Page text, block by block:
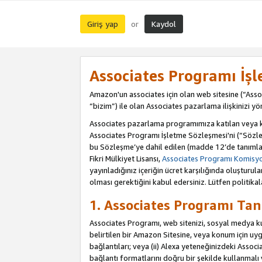
Giriş yap or Kaydol
Associates Programı
Amazon'un associates için olan web sitesine
“bizim”) ile olan Associates pazarlama ilişkinizi
Associates pazarlama programımıza katılan
Associates Programı İşletme Sözleşmesi'ni
bu Sözleşme’ye dahil edilen (madde 12’de
Fikri Mülkiyet Lisansı,Associates Programı
yayınladığınız içeriğin ücret karşılığında
olması gerektiğini kabul edersiniz. Lütfen
1. Associates Programı
Associates Programı, web sitenizi, sosyal medya
belirtilen bir Amazon Sitesine, veya konum için
bağlantıları; veya (ii) Alexa yeteneğinizdeki
bağlantı formatlarını doğru bir şekilde